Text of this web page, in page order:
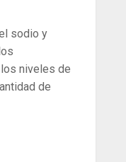
sodio y
niveles de
de